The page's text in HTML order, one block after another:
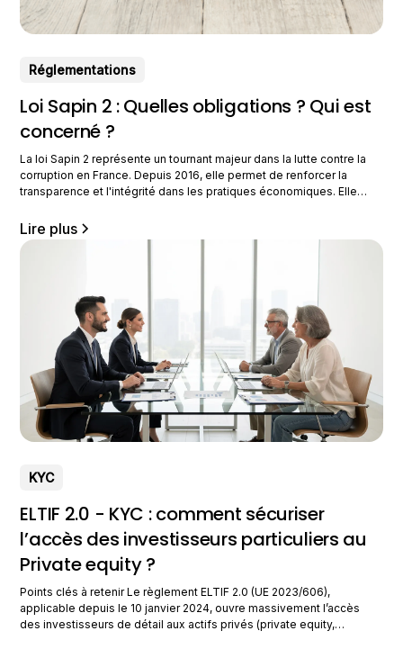
Réglementations
Loi Sapin 2 : Quelles obligations ? Qui est
concerné ?
La loi Sapin 2 représente un tournant majeur dans la lutte contre la
corruption en France. Depuis 2016, elle permet de renforcer la
transparence et l'intégrité dans les pratiques économiques. Elle
corruption, le trafic d'influence, ainsi que d'autres délits financiers.
&nbsp; Concrètement, qu'est-ce que
Lire plus
KYC
ELTIF 2.0 - KYC : comment sécuriser
l’accès des investisseurs particuliers au
Private equity ?
Points clés à retenir Le règlement ELTIF 2.0 (UE 2023/606),
applicable depuis le 10 janvier 2024, ouvre massivement l’accès
des investisseurs de détail aux actifs privés (private equity,